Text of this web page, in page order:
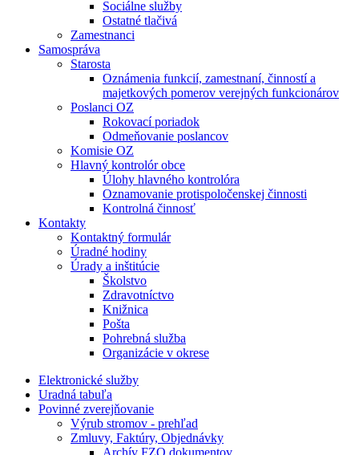
Sociálne služby
Ostatné tlačivá
Zamestnanci
Samospráva
Starosta
Oznámenia funkcií, zamestnaní, činností a
majetkových pomerov verejných funkcionárov
Poslanci OZ
Rokovací poriadok
Odmeňovanie poslancov
Komisie OZ
Hlavný kontrolór obce
Úlohy hlavného kontrolóra
Oznamovanie protispoločenskej činnosti
Kontrolná činnosť
Kontakty
Kontaktný formulár
Úradné hodiny
Úrady a inštitúcie
Školstvo
Zdravotníctvo
Knižnica
Pošta
Pohrebná služba
Organizácie v okrese
Elektronické služby
Uradná tabuľa
Povinné zverejňovanie
Výrub stromov - prehľad
Zmluvy, Faktúry, Objednávky